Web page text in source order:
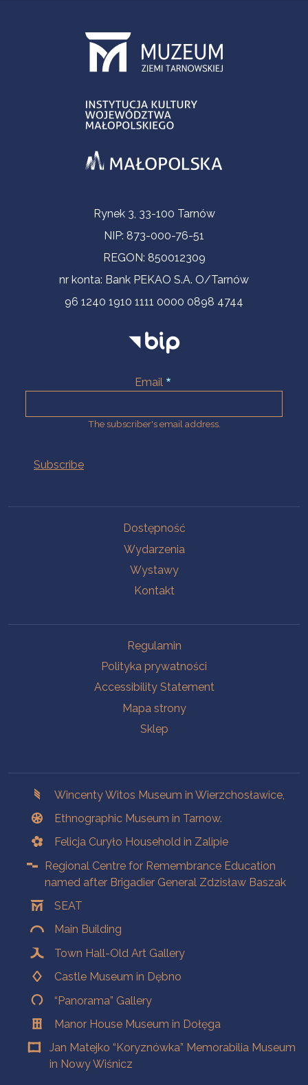
Contact InformationRynek 3, 33-100 Tarnów
NIP: 873-000-76-51
REGON: 850012309
nr konta: Bank PEKAO S.A. O/Tarnów
96 1240 1910 1111 0000 0898 4744
Email
The subscriber's email address.
Dostępność
Wydarzenia
Wystawy
Kontakt
Regulamin
Polityka prywatności
Accessibility Statement
Mapa strony
Sklep
Wincenty Witos Museum in Wierzchosławice,
Ethnographic Museum in Tarnow.
Felicja Curyło Household in Zalipie
Regional Centre for Remembrance Education
named after Brigadier General Zdzisław Baszak
SEAT
Main Building
Town Hall-Old Art Gallery
Castle Museum in Dębno
“Panorama” Gallery
Manor House Museum in Dołęga
Jan Matejko “Koryznówka” Memorabilia Museum
in Nowy Wiśnicz